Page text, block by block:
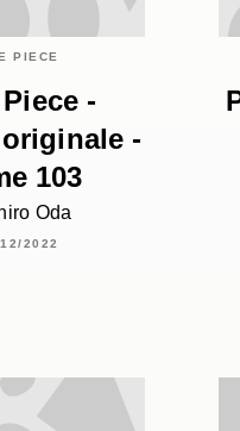
PIECE
-
-
103
Oda
2022